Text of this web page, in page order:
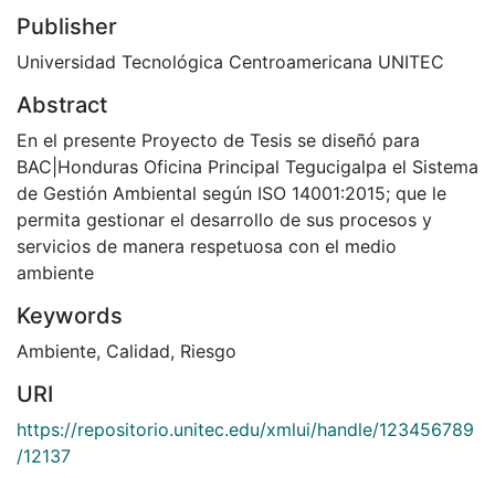
Publisher
Universidad Tecnológica Centroamericana UNITEC
Abstract
En el presente Proyecto de Tesis se diseñó para
BAC|Honduras Oficina Principal Tegucigalpa el Sistema
de Gestión Ambiental según ISO 14001:2015; que le
permita gestionar el desarrollo de sus procesos y
servicios de manera respetuosa con el medio
ambiente
Keywords
Ambiente, Calidad, Riesgo
URI
https://repositorio.unitec.edu/xmlui/handle/123456789
/12137